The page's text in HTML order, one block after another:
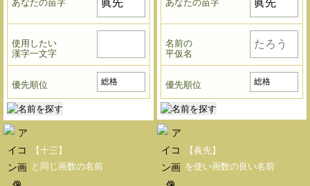
使用したい
漢字一文字
優先順位
名前の
平仮名
優先順位
【十三】
と同じ画数の名前
【眞先】
を使い画数の良い名前